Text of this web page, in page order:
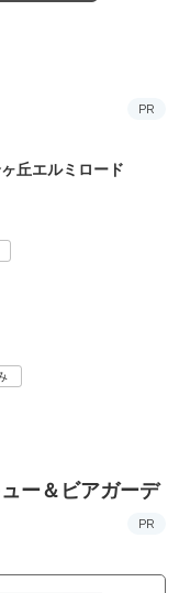
PR
丘エルミロード
ー＆ビアガーデ
PR